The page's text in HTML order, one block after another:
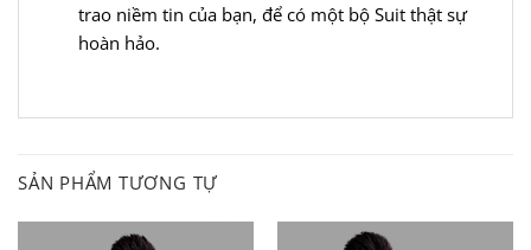
trao niềm tin của bạn, để có một bộ Suit thật sự
hoàn hảo.
SẢN PHẨM TƯƠNG TỰ